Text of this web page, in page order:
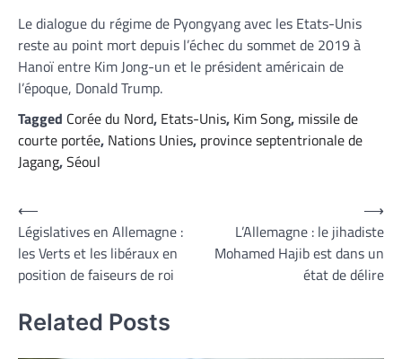
Le dialogue du régime de Pyongyang avec les Etats-Unis
reste au point mort depuis l’échec du sommet de 2019 à
Hanoï entre Kim Jong-un et le président américain de
l’époque, Donald Trump.
Tagged Corée du Nord, Etats-Unis, Kim Song, missile de
courte portée, Nations Unies, province septentrionale de
Jagang,Séoul
Navigation
de
l’article
⟵
Législatives en Allemagne :
les Verts et les libéraux en
position de faiseurs de roi
L’Allemagne : le jihadiste
Mohamed Hajib est dans un
état de délire
⟶
Related Posts